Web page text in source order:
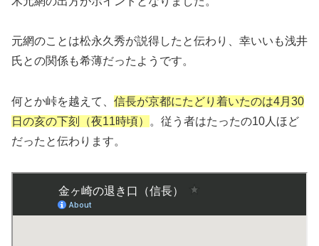
元網のことは松永久秀が説得したと伝わり、幸いいも浅井
氏との関係も希薄だったようです。
何とか峠を越えて、 信長が京都にたどり着いたのは4月30
日の亥の下刻（夜11時頃）
。従う者はたったの10人ほど
だったと伝わります。